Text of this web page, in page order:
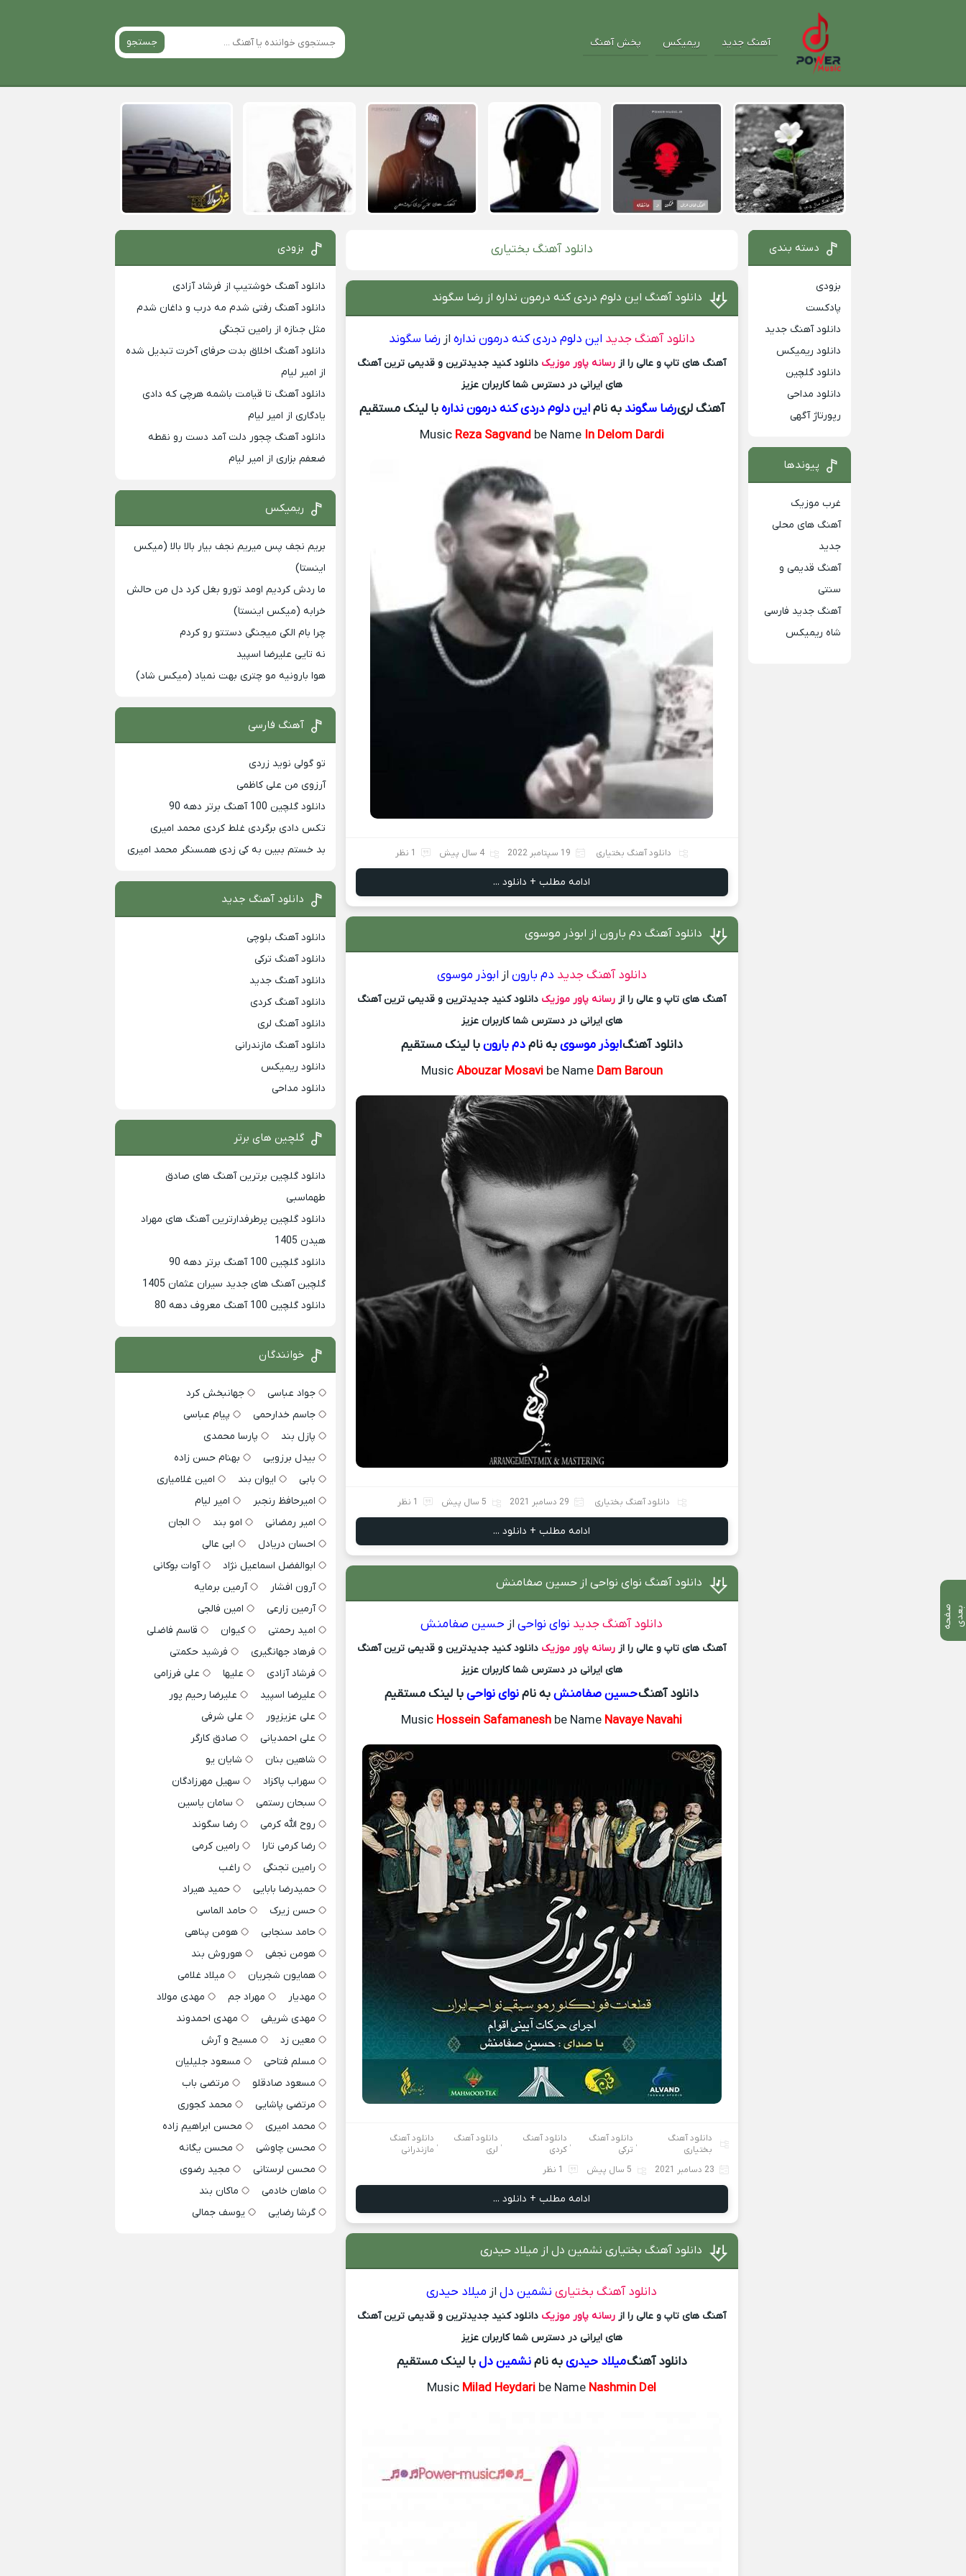
آهنگ جدید ریمیکس پخش آهنگ جستجو
دانلود آهنگ بختیاری
دانلود آهنگ این دلوم دردی کنه درمون نداره از رضا سگوند
دانلود آهنگ جدید این دلوم دردی کنه درمون نداره از رضا سگوند
آهنگ های تاپ و عالی را از رسانه پاور موزیک دانلود کنید جدیدترین و قدیمی ترین آهنگ
های ایرانی در دسترس شما کاربران عزیز
آهنگ لریرضا سگوند به ناماین دلوم دردی کنه درمون ندارهبا لینک مستقیم
MusicReza Sagvand be NameIn Delom Dardi
دانلود آهنگ بختیاری 19 سپتامبر 2022 4 سال پیش 1 نظر
ادامه مطلب + دانلود ...
دانلود آهنگ دم بارون از ابوذر موسوی
دانلود آهنگ جدید دم بارون از ابوذر موسوی
آهنگ های تاپ و عالی را از رسانه پاور موزیک دانلود کنید جدیدترین و قدیمی ترین آهنگ
های ایرانی در دسترس شما کاربران عزیز
دانلود آهنگابوذر موسویبه نامدم بارونبا لینک مستقیم
MusicAbouzar Mosavi be NameDam Baroun
دانلود آهنگ بختیاری 29 دسامبر 2021 5 سال پیش 1 نظر
ادامه مطلب + دانلود ...
دانلود آهنگ نوای نواحی از حسین صفامنش
دانلود آهنگ جدید نوای نواحیاز حسین صفامنش
آهنگ های تاپ و عالی را از رسانه پاور موزیک دانلود کنید جدیدترین و قدیمی ترین آهنگ
های ایرانی در دسترس شما کاربران عزیز
دانلود آهنگحسین صفامنشبه نامنوای نواحیبا لینک مستقیم
Music Hossein Safamanesh be Name Navaye Navahi
دانلود آهنگ
بختیاری
، دانلود آهنگ
ترکی
، دانلود آهنگ
کردی
، دانلود آهنگ
لری
، دانلود آهنگ
مازندرانی
23 دسامبر 2021
5 سال پیش 1 نظر
ادامه مطلب + دانلود ...
دانلود آهنگ بختیاری نشمین دل از میلاد حیدری
دانلود آهنگ بختیاری نشمین دلاز میلاد حیدری
آهنگ های تاپ و عالی را از رسانه پاور موزیک دانلود کنید جدیدترین و قدیمی ترین آهنگ
های ایرانی در دسترس شما کاربران عزیز
دانلود آهنگمیلاد حیدریبه نامنشمین دلبا لینک مستقیم
Music Milad Heydari be Name Nashmin Del
ص
ف
ح
ه ب ع
د ی
دسته بندی
بزودی
پادکست
دانلود آهنگ جدید
دانلود ریمیکس
دانلود گلچین
دانلود مداحی
رپورتاژ آگهی
پیوندها
غرب موزیک
آهنگ های محلی
جدید
آهنگ قدیمی و
سنتی
آهنگ جدید فارسی
شاه ریمیکس
بزودی
دانلود آهنگ خوشتیپ از فرشاد آزادی
دانلود آهنگ رفتی شدم مه درب و داغان شدم
مثل جنازه از رامین تجنگی
دانلود آهنگ اخلاق بدت حرفای آخرت تبدیل شده
از امیر لیام
دانلود آهنگ تا قیامت باشمه هرچی که دادی
یادگاری از امیر لیام
دانلود آهنگ چجور دلت آمد دست رو نقطه
ضعفم بزاری از امیر لیام
ریمیکس
بریم نجف پس میریم نجف بیار بالا بالا (میکس
اینستا)
ما ردش کردیم اومد تورو بغل کرد دل من حالش
خرابه (میکس اینستا)
چرا بام الکی میجنگی دستتو رو کردم
نه تایی علیرضا اسپید
هوا بارونیه مو چتری بهت نمیاد (میکس شاد)
آهنگ فارسی
تو گولی نوید زردی
آرزوی من علی کاظمی
دانلود گلچین 100 آهنگ برتر دهه 90
تکس دادی برگردی غلط کردی محمد امیری
بد خستم ببین به کی زدی همسنگر محمد امیری
دانلود آهنگ جدید
دانلود آهنگ بلوچی
دانلود آهنگ ترکی
دانلود آهنگ جدید
دانلود آهنگ کردی
دانلود آهنگ لری
دانلود آهنگ مازندرانی
دانلود ریمیکس
دانلود مداحی
گلچین های برتر
دانلود گلچین برترین آهنگ های صادق
طهماسبی
دانلود گلچین پرطرفدارترین آهنگ های مهراد
هیدن 1405
دانلود گلچین 100 آهنگ برتر دهه 90
گلچین آهنگ های جدید سیران عثمان 1405
دانلود گلچین 100 آهنگ معروف دهه 80
خوانندگان
جواد عباسی
جهانبخش کرد
جاسم خدارحمی
پیام عباسی
پازل بند
پارسا محمدی
بیدل برزویی
بهنام حسن زاده
بابی
ایوان بند
امین غلامیاری
امیرحافظ رنجبر
امیر لیام
امیر رمضانی
امو بند
الجان
احسان دریادل
ابی عالی
ابوالفضل اسماعیل نژاد
آوات بوکانی
آرون افشار
آرمین برمایه
آرمین زارعی
امین فالجی
امید رحمتی
کیوان
قاسم فاضلی
فرهاد جهانگیری
فرشید حکمتی
فرشاد آزادی
علیها
علی فرزامی
علیرضا اسپید
علیرضا رحیم پور
علی عزیزپور
علی شرفی
علی احمدیانی
صادق کارگر
شاهین بنان
شایان یو
سهراب پاکزاد
سهیل مهرزادگان
سبحان رستمی
سامان یاسین
روح الله کرمی
رضا سگوند
رضا کرمی تارا
رامین کرمی
رامین تجنگی
راغب
حمیدرضا بابایی
حمید هیراد
حسن زیرک
حامد الماسی
حامد سنجابی
هومن پناهی
هومن نجفی
هوروش بند
همایون شجریان
میلاد غلامی
مهدیار
مهراد جم
مهدی مولاد
مهدی شریفی
مهدی احمدوند
معین زد
مسیح و آرش
مسلم فتاحی
مسعود جلیلیان
مسعود صادقلو
مرتضی باب
مرتضی پاشایی
محمد کجوری
محمد امیری
محسن ابراهیم زاده
محسن چاوشی
محسن یگانه
محسن لرستانی
مجید رضوی
ماهان خادمی
ماکان بند
گرشا رضایی
یوسف جمالی